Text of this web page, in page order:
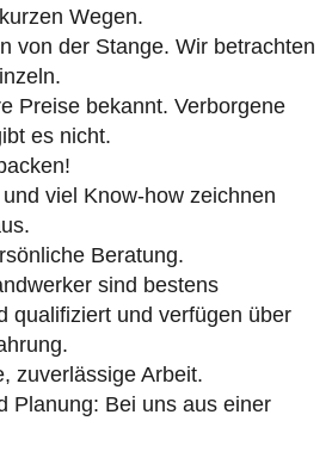
Wegen.
von der Stange. Wir betrachten
Preise bekannt. Verborgene
es nicht.
viel Know-how zeichnen
Beratung.
sind bestens
qualifiziert und verfügen über
zuverlässige Arbeit.
Planung: Bei uns aus einer